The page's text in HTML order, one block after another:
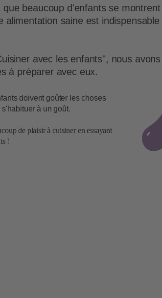
beaucoup d'enfants se
alimentation saine est
avec les enfants", nous
à préparer avec eux.
doivent goûter les choses
à un goût.
de plaisir à cuisiner en essayant
!